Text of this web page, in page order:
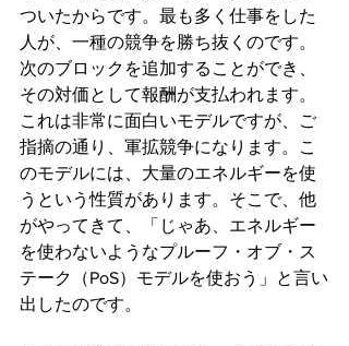
ついたからです。最も多く仕事をした
人が、一種の競争を勝ち抜くのです。
次のブロックを追加することができ、
その対価として報酬が支払われます。
これは非常に面白いモデルですが、ご
指摘の通り、軍拡競争になります。こ
のモデルには、大量のエネルギーを使
うという性質があります。そこで、他
がやってきて、「じゃあ、エネルギー
を使わないようなプルーフ・オブ・ス
テーク（PoS）モデルを使おう」と言い
出したのです。